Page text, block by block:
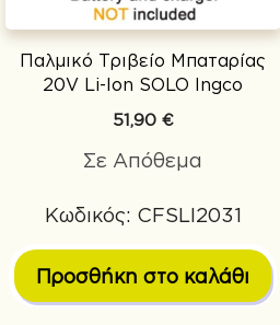
Παλμικό Τριβείο Μπαταρίας
20V Li-Ion SOLO Ingco
51,90 €
Σε Απόθεμα
Κωδικός: CFSLI2031
Προσθήκη στο καλάθι